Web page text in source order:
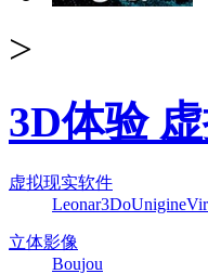
>
3D体验
虚拟现实软件
Leonar3DoUnigine
立体影像
Boujou